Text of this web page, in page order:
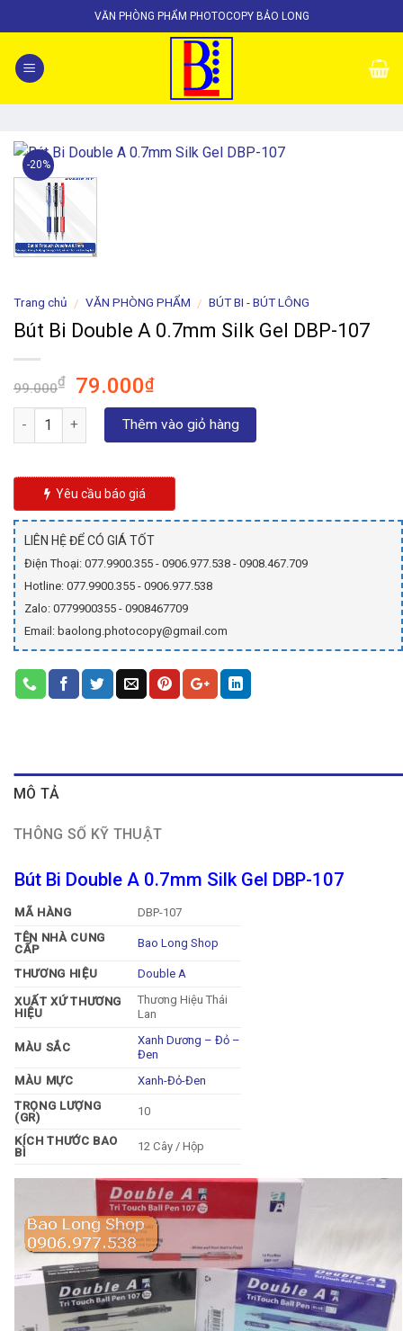
to
content
VĂN PHÒNG PHẨM PHOTOCOPY BẢO LONG
-20%
Trang chủ / VĂN PHÒNG PHẨM / BÚT BI - BÚT LÔNG
Bút Bi Double A 0.7mm Silk Gel DBP-107
99.000₫
Giá
gốc
là:
99.000₫.
79.000₫Giá
hiện
tại
là:
79.000₫.
Số lượng Thêm vào giỏ hàng
Yêu cầu báo giá
LIÊN HỆ ĐỂ CÓ GIÁ TỐT
Điện Thoại: 077.9900.355 - 0906.977.538 - 0908.467.709
Hotline: 077.9900.355 - 0906.977.538
Zalo: 0779900355 - 0908467709
Email: baolong.photocopy@gmail.com
MÔ TẢ
THÔNG SỐ KỸ THUẬT
Bút Bi Double A 0.7mm Silk Gel DBP-107
MÃ HÀNG
DBP-107
TÊN NHÀ CUNG
CẤP
Bao Long Shop
THƯƠNG HIỆU Double A
XUẤT XỨ THƯƠNG
HIỆU
Thương Hiệu Thái
Lan
MÀU SẮC
Xanh Dương – Đỏ –
Đen
MÀU MỰC
Xanh-Đỏ-Đen
TRỌNG LƯỢNG
(GR)
10
KÍCH THƯỚC BAO
BÌ
12 Cây / Hộp